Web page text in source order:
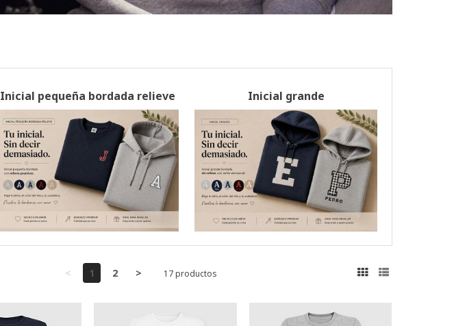
Inicial pequeña bordada relieve Inicial grande
< 1 2 > 17 productos